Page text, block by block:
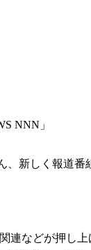
NNN」
、新しく報道
連などが押し上